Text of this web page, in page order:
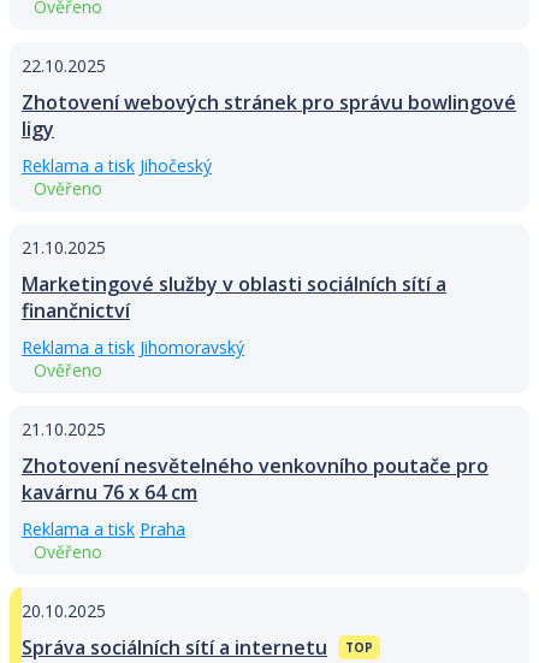
Ověřeno
22.10.2025
Zhotovení webových stránek pro správu bowlingové
ligy
Reklama a tisk Jihočeský
Ověřeno
21.10.2025
Marketingové služby v oblasti sociálních sítí a
finančnictví
Reklama a tisk Jihomoravský
Ověřeno
21.10.2025
Zhotovení nesvětelného venkovního poutače pro
kavárnu 76 x 64 cm
Reklama a tisk Praha
Ověřeno
20.10.2025
Správa sociálních sítí a internetu TOP